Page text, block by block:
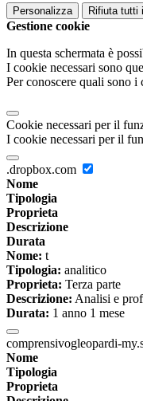
Personalizza Rifiuta tutti
Gestione cookie
In questa schermata è
I cookie necessari sono
Per conoscere quali sono i
Cookie necessari per il
I cookie necessari per il
.dropbox.com
Nome
Tipologia
Proprieta
Descrizione
Durata
Nome: t
Tipologia: analitico
Proprieta: Terza parte
Descrizione: Analisi e
Durata: 1 anno 1 mese
comprensivogleopardi-
Nome
Tipologia
Proprieta